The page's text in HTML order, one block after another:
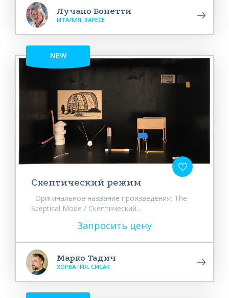
Лучано Бонетти
ИТАЛИЯ, ВАРЕСЕ
NEW
Скептический режим
Оригинальное название произведения: The
Sceptical Mode / Скептический...
Запросить цену
Марко Тадич
ХОРВАТИЯ, СИСАК